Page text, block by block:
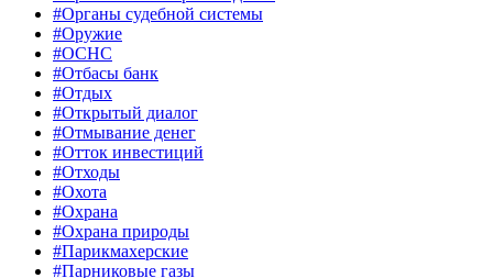
#Органы судебной системы
#Оружие
#ОСНС
#Отбасы банк
#Отдых
#Открытый диалог
#Отмывание денег
#Отток инвестиций
#Отходы
#Охота
#Охрана
#Охрана природы
#Парикмахерские
#Парниковые газы